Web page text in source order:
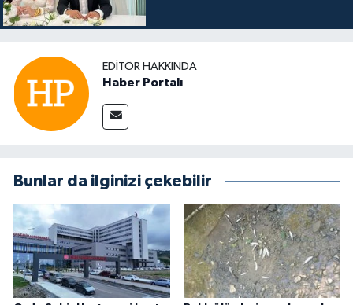
EDITÖR HAKKINDA
Haber Portalı
Bunlar da ilginizi çekebilir